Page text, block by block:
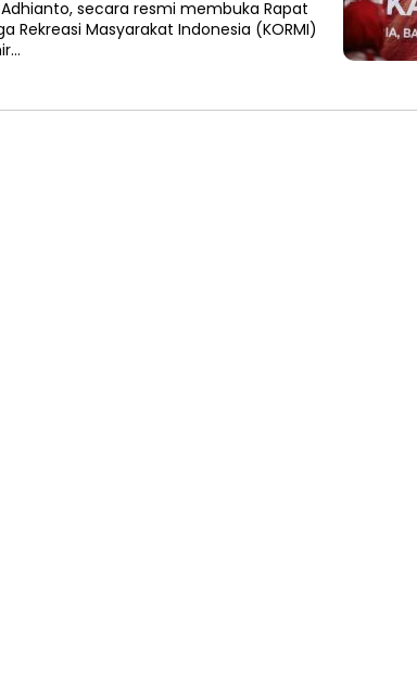
Adhianto, secara resmi membuka Rapat
Rekreasi Masyarakat Indonesia (KORMI)